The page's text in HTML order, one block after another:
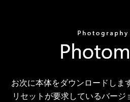
お次に本体をダウンロードしま
リセットが要求しているバージ